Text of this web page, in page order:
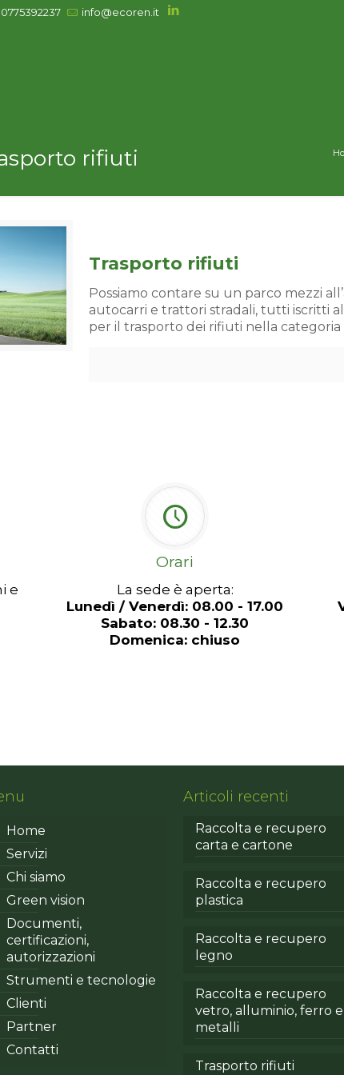
0775392237 info@ecoren.it
rifiuti
Trasporto rifiuti
Possiamo contare su un parco mezzi
autocarri e trattori stradali, tutti iscritti
per il trasporto dei rifiuti nella categoria
e
Orari
La sede è aperta:
Lunedì / Venerdì: 08.00 - 17.00
Sabato: 08.30 - 12.30
Domenica: chiuso
Home
Servizi
Chi siamo
Green vision
Documenti,
certificazioni,
autorizzazioni
Strumenti e tecnologie
Clienti
Partner
Contatti
Articoli recenti
Raccolta e recupero
carta e cartone
Raccolta e recupero
plastica
Raccolta e recupero
legno
Raccolta e recupero
vetro, alluminio, ferro e
metalli
Trasporto rifiuti